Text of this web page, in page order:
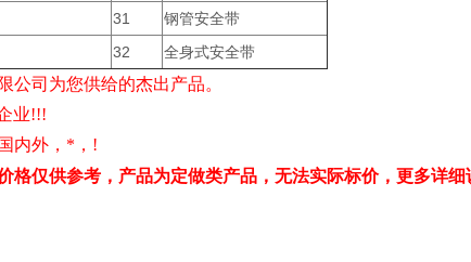
31
钢管安全带
32 全身式安全带
公司为您供给的杰出产品。
业!!!
内外，*，!
格仅供参考，产品为定做类产品，无法实际标价，更多详